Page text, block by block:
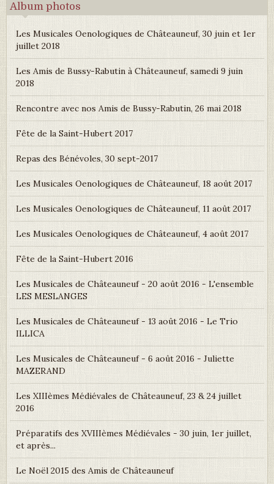
Album photos
Les Musicales Oenologiques de Châteauneuf, 30 juin et 1er
juillet 2018
Les Amis de Bussy-Rabutin à Châteauneuf, samedi 9 juin
2018
Rencontre avec nos Amis de Bussy-Rabutin, 26 mai 2018
Fête de la Saint-Hubert 2017
Repas des Bénévoles, 30 sept-2017
Les Musicales Oenologiques de Châteauneuf, 18 août 2017
Les Musicales Oenologiques de Châteauneuf, 11 août 2017
Les Musicales Oenologiques de Châteauneuf, 4 août 2017
Fête de la Saint-Hubert 2016
Les Musicales de Châteauneuf - 20 août 2016 - L'ensemble
LES MESLANGES
Les Musicales de Châteauneuf - 13 août 2016 - Le Trio
ILLICA
Les Musicales de Châteauneuf - 6 août 2016 - Juliette
MAZERAND
Les XIIIèmes Médiévales de Châteauneuf, 23 & 24 juillet
2016
Préparatifs des XVIIIèmes Médiévales - 30 juin, 1er juillet,
et après...
Le Noël 2015 des Amis de Châteauneuf